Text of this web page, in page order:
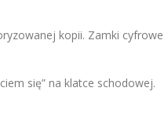
kopii. Zamki cyfrowe
się” na klatce schodowej.